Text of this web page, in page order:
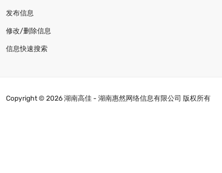
发布信息
修改/删除信息
信息快速搜索
Copyright © 2026 湖南高佳 - 湖南惠然网络信息有限公司 版权所有